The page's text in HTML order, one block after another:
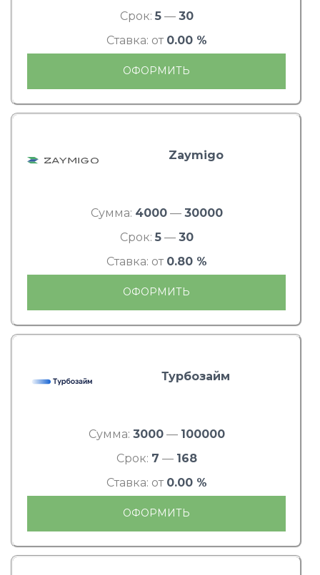
Срок: 5— 30
Ставка: от 0.00 %
ОФОРМИТЬ
Zaymigo
Сумма: 4000— 30000
Срок: 5— 30
Ставка: от 0.80 %
ОФОРМИТЬ
Турбозайм
Сумма: 3000— 100000
Срок: 7 — 168
Ставка: от 0.00 %
ОФОРМИТЬ